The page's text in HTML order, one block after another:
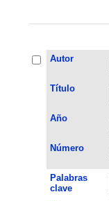
Autor
Título
Año
Número
Palabras
clave